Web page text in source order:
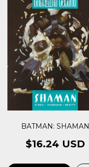
BATMAN: SHAMAN
$16.24 USD